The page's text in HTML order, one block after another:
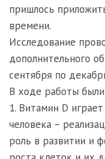
пришлось
времени.
Исследование
дополнительного
сентября по
В ходе работы
1. Витамин D
человека –
роль в развитии и